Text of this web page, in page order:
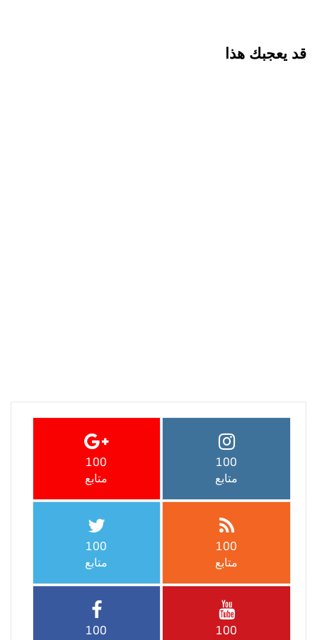
قد يعجبك هذا
100
متابع
100
متابع
100
متابع
100
متابع
100
100